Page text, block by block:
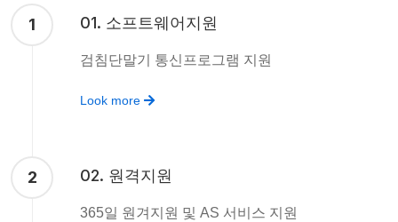
1 01. 소프트웨어지원
검침단말기 통신프로그램 지원
Look more
2 02. 원격지원
365일 원겨지원 및 AS 서비스 지원